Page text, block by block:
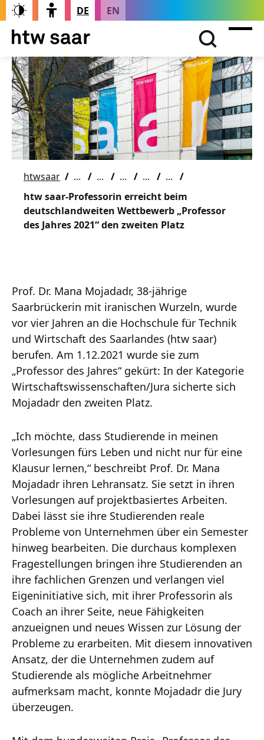
DE EN
htwsaar
htw saar-Professorin erreicht beim
deutschlandweiten Wettbewerb „Professor
des Jahres 2021“ den zweiten Platz
Prof. Dr. Mana Mojadadr, 38-jährige
Saarbrückerin mit iranischen Wurzeln, wurde
vor vier Jahren an die Hochschule für Technik
und Wirtschaft des Saarlandes (htw saar)
berufen. Am 1.12.2021 wurde sie zum
„Professor des Jahres“ gekürt: In der Kategorie
Wirtschaftswissenschaften/Jura sicherte sich
Mojadadr den zweiten Platz.
„Ich möchte, dass Studierende in meinen
Vorlesungen fürs Leben und nicht nur für eine
Klausur lernen,“ beschreibt Prof. Dr. Mana
Mojadadr ihren Lehransatz. Sie setzt in ihren
Vorlesungen auf projektbasiertes Arbeiten.
Dabei lässt sie ihre Studierenden reale
Probleme von Unternehmen über ein Semester
hinweg bearbeiten. Die durchaus komplexen
Fragestellungen bringen ihre Studierenden an
ihre fachlichen Grenzen und verlangen viel
Eigeninitiative sich, mit ihrer Professorin als
Coach an ihrer Seite, neue Fähigkeiten
anzueignen und neues Wissen zur Lösung der
Probleme zu erarbeiten. Mit diesem innovativen
Ansatz, der die Unternehmen zudem auf
Studierende als mögliche Arbeitnehmer
aufmerksam macht, konnte Mojadadr die Jury
überzeugen.